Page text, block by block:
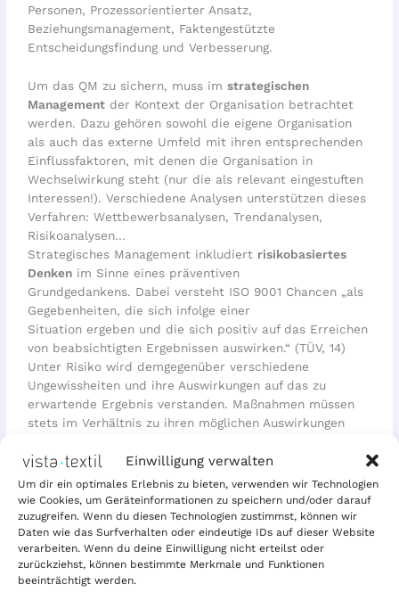
Einwilligung verwalten
Um dir ein optimales Erlebnis zu bieten, verwenden wir Technologien
wie Cookies, um Geräteinformationen zu speichern und/oder darauf
zuzugreifen. Wenn du diesen Technologien zustimmst, können wir
Daten wie das Surfverhalten oder eindeutige IDs auf dieser Website
verarbeiten. Wenn du deine Einwilligung nicht erteilst oder
zurückziehst, können bestimmte Merkmale und Funktionen
beeinträchtigt werden.
Personen, Prozessorientierter Ansatz,
Beziehungsmanagement, Faktengestützte
Entscheidungsfindung und Verbesserung.
Um das QM zu sichern, muss imstrategischen
Management der Kontext der Organisation betrachtet
werden. Dazu gehören sowohl die eigene Organisation
als auch das externe Umfeld mit ihren entsprechenden
Einflussfaktoren, mit denen die Organisation in
Wechselwirkung steht (nur die als relevant eingestuften
Interessen!). Verschiedene Analysen unterstützen dieses
Verfahren: Wettbewerbsanalysen, Trendanalysen,
Risikoanalysen…
Strategisches Management inkludiert risikobasiertes
Denken im Sinne eines präventiven
Grundgedankens. Dabei versteht ISO 9001 Chancen „als
Gegebenheiten, die sich infolge einer
Situation ergeben und die sich positiv auf das Erreichen
von beabsichtigten Ergebnissen auswirken.“ (TÜV, 14)
Unter Risiko wird demgegenüber verschiedene
Ungewissheiten und ihre Auswirkungen auf das zu
erwartende Ergebnis verstanden. Maßnahmen müssen
stets im Verhältnis zu ihren möglichen Auswirkungen
Besuchen Sie unsereZertifikatseiteund überzeugen Sie
sich selbst von unseren umgesetzen Ansprüchen der ISO
9001:2015!
Zertifikat27052611QM_gültigbis27. Mai 2028 Herunterladen